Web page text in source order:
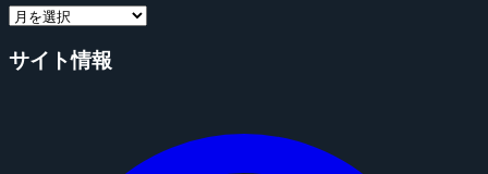
サイト情報